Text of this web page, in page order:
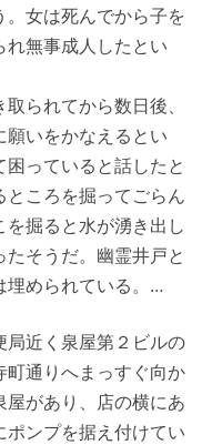
女は死んでから子を
無事成人したとい
られてから数日後、
いをかなえるとい
っていると話したと
ころを掘ってごらん
掘ると水が湧き出し
そうだ。幽霊井戸と
埋められている。…
局近く泉屋第２ビルの
通りへまっすぐ向か
屋があり、店の横にあ
ンプを据え付けてい